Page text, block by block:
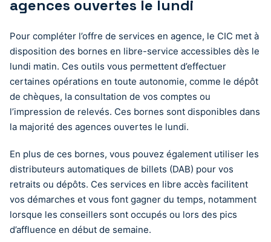
agences ouvertes le lundi
Pour compléter l’offre de services en agence, le CIC met à
disposition des bornes en libre-service accessibles dès le
lundi matin. Ces outils vous permettent d’effectuer
certaines opérations en toute autonomie, comme le dépôt
de chèques, la consultation de vos comptes ou
l’impression de relevés. Ces bornes sont disponibles dans
la majorité des agences ouvertes le lundi.
En plus de ces bornes, vous pouvez également utiliser les
distributeurs automatiques de billets (DAB) pour vos
retraits ou dépôts. Ces services en libre accès facilitent
vos démarches et vous font gagner du temps, notamment
lorsque les conseillers sont occupés ou lors des pics
d’affluence en début de semaine.